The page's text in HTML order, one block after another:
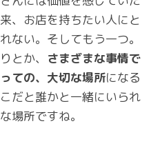
、お店を持ちたい人にと
ない。そしてもう一つ。
とか、 さまざまな事情で
ての、大切な場所になる
だと誰かと一緒にいられ
場所ですね。